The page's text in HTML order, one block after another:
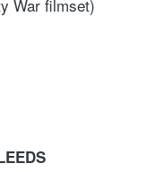
War filmset)